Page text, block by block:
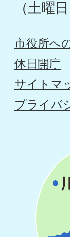
（土曜
市役所へ
休日開庁
サイトマ
プライバ